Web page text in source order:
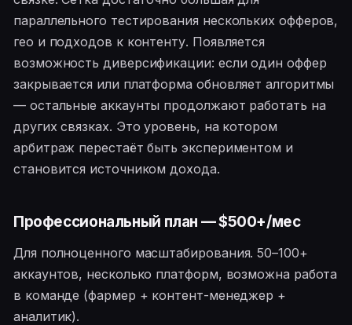
параллельного тестирования нескольких офферов,
гео и подходов к контенту. Появляется
возможность диверсификации: если один оффер
закрывается или платформа обновляет алгоритмы
— остальные аккаунты продолжают работать на
других связках. Это уровень, на котором
арбитраж перестаёт быть экспериментом и
становится источником дохода.
Профессиональный план — $500+/мес
Для полноценного масштабирования. 50–100+
аккаунтов, несколько платформ, возможна работа
в команде (фармер + контент-менеджер +
аналитик).